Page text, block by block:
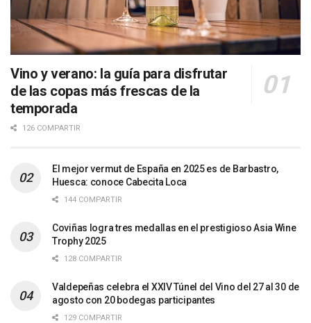
Vino y verano: la guía para disfrutar
de las copas más frescas de la
temporada
126 COMPARTIR
El mejor vermut de España en 2025 es de Barbastro,
Huesca: conoce Cabecita Loca
144 COMPARTIR
Coviñas logra tres medallas en el prestigioso Asia Wine
Trophy 2025
128 COMPARTIR
Valdepeñas celebra el XXIV Túnel del Vino del 27 al 30 de
agosto con 20 bodegas participantes
129 COMPARTIR